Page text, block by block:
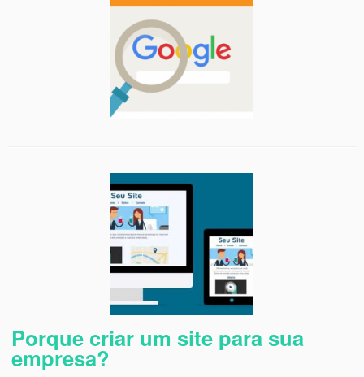
Porque criar um site para sua
empresa?